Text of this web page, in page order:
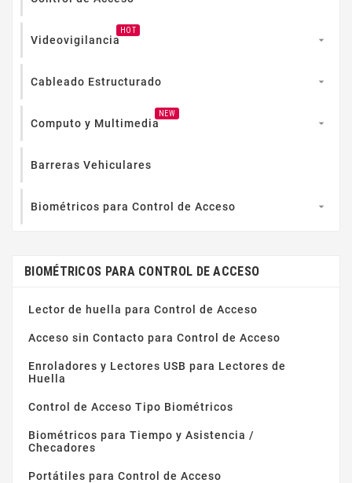
Videovigilancia
HOT

Cableado Estructurado 
Computo y Multimedia
NEW

Barreras Vehiculares
Biométricos para Control de Acceso 
BIOMÉTRICOS PARA CONTROL DE ACCESO
Lector de huella para Control de Acceso
Acceso sin Contacto para Control de Acceso
Enroladores y Lectores USB para Lectores de
Huella
Control de Acceso Tipo Biométricos
Biométricos para Tiempo y Asistencia /
Checadores
Portátiles para Control de Acceso